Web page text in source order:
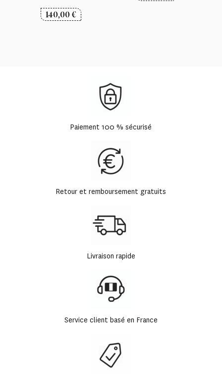
140,00€
Paiement 100 % sécurisé
Retour et remboursement gratuits
Livraison rapide
Service client basé en France